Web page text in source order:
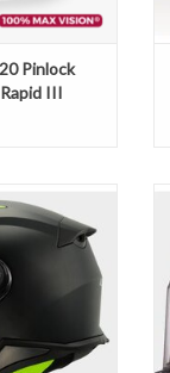
Pinlock
III
matt zwart